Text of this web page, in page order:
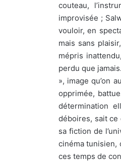
couteau,
improvisée ;
vouloir, en
mais sans
mépris
perdu que
», image qu’on
opprimée,
détermination
déboires, sait ce
sa fiction de
cinéma tunisien,
ces temps de